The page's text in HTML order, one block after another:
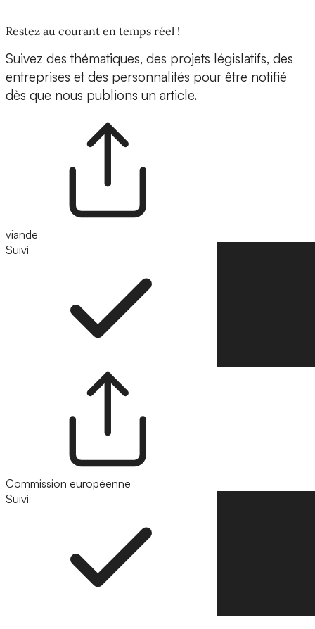
Restez au courant en temps réel !
Suivez des thématiques, des projets législatifs, des
entreprises et des personnalités pour être notifié
dès que nous publions un article.
viande
Suivi
Commission européenne
Suivi